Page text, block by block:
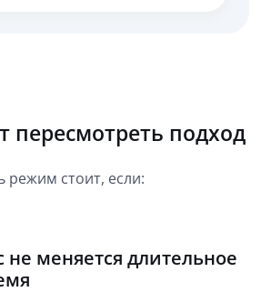
пересмотреть подход
режим стоит, если:
не меняется длительное